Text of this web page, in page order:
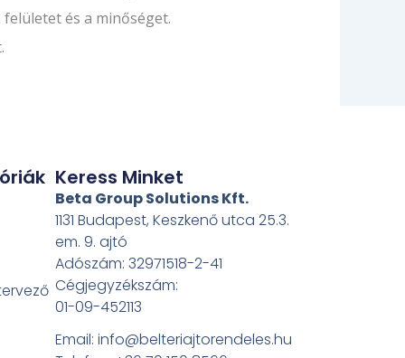
és a minőséget.
Keress Minket
Beta Group Solutions Kft.
1131 Budapest, Keszkenő utca 25.3.
em. 9. ajtó
Adószám: 32971518-2-41
Cégjegyzékszám:
01-09-452113
Email: info@belteriajtorendeles.hu